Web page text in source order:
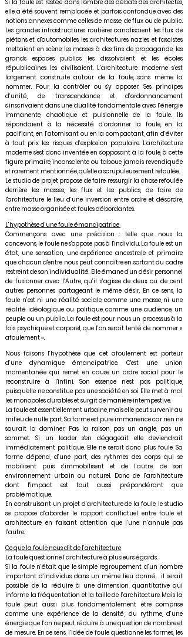
Si la foule est restée dans l'ombre des débats des architectes,
elle a été souvent remplacée et parfois confondue avec des
notions annexes comme celles de masse, de flux ou de public.
Les grandes infrastructures routières canalisaient les flux de
piétons et d'automobiles, les architectures nazies et fascistes
mettaient en scène les masses à des fins de propagande, les
grands espaces publics les dissolvaient et les écoles
républicaines les civilisaient. L’architecture moderne s’est
largement construite autour de la foule, sans même la
nommer. Pour la contrôler ou s'y opposer. Ses principes
d’unité, de transcendance et d’ordonnancement
s’inscrivaient dans une dualité fondamentale avec l’énergie
immanente, chaotique et pulsionnelle de la foule. Ils
répondaient à la nécessité d’ordonner la foule, en la
pacifiant, en l’atomisant ou en la compactant, afin d’éviter
à tout prix les risques d’explosion populaire. L'architecture
moderne s'est donc inventée en s'opposant à la foule, à cette
figure primaire, inconsciente ou taboue, jamais revendiquée
et rarement mentionnée, qu'elle a scrupuleusement refoulée.
Le studio de projet propose de faire ressurgir la chose refoulée
derrière les masses, les flux et les publics, de faire de
l'architecture le lieu d’une inversion entre ordre et désordre,
entre masse organisée et foules débordantes.
L’hypothèse d’une foule émancipatrice
Commençons avec une précision : telle que nous la
concevons, le foule ne s'oppose pas à l'individu. La foule est un
état, une sensation, une expérience ancestrale et primaire
que chacun d'entre nous peut connaître en sortant du cadre
restreint de son individualité. Elle émane d'un désir personnel
de fusionner avec l’Autre, qu’il s’agisse de deux ou de cent
autres personnes partageant le même désir. En ce sens, la
foule n’est ni une réalité sociale, comme une masse, ni une
réalité idéologique ou politique, comme une audience, un
peuple ou un public. La foule est pour nous un processus à la
fois psychique et corporel, que l’on serait tenté de nommer «
afoulement ».
Nous faisons l’hypothèse que cet afoulement est porteur
d’une dynamique émancipatrice. C'est une union
momentanée qui remet en cause un ordre social pour le
reconstruire à l'infini. Son essence n'est pas politique,
puisqu'elle ne constitue pas une société en soi. Elle met à mal
les monopoles durables et surgit de manière intempestive.
La foule est essentiellement urbaine, mais elle peut survenir au
milieu de nulle part. Sa forme est pure immanence car rien ne
saurait la dominer. Pas la raison, pas un angle, pas un
sommet. Si un leader s'en dégageait elle deviendrait
immédiatement politique. Elle ne serait donc plus foule. Sa
forme dépend, d’une part, des rythmes des corps qui se
mobilisent puis s’immobilisent et de l’autre, de son
environnement urbain ou naturel. Donc de l’architecture
dont l'impact est tout aussi prépondérant que
problématique.
En construisant un projet d’architecture de la foule, le studio
se propose d’aborder le rapport conflictuel entre foule et
architecture, en faisant attention que l’une n’annule pas
l’autre.
Ce que la foule nous dit de l’architecture
La foule questionne l’architecture à plusieurs égards.
Si la foule n’était que le simple regroupement d’un nombre
important d’individus dans un même lieu donné, il serait
possible de la réduire à une dimension quantitative qui
informe la fréquentation et la taille de l’architecture. Mais la
foule peut aussi plus fondamentalement être comprise
comme une expérience de la densité, du rythme, d’une
énergie que l’on ne peut réduire à une question de nombre et
de mesure. En ce sens, l’idée de foule questionne les formes, les